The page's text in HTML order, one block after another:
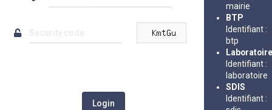
mairie
BTP
Identifiant :
btp
Laboratoire
Identifiant :
laboratoire
SDIS
Identifiant :